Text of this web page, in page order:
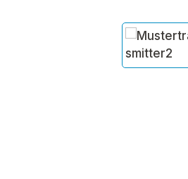
Bildergalerie überspringen